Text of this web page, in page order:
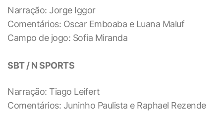
Narração: Jorge Iggor
Comentários: Oscar Emboaba e Luana Maluf
Campo de jogo: Sofia Miranda
SBT / N SPORTS
Narração: Tiago Leifert
Comentários: Juninho Paulista e Raphael Rezende